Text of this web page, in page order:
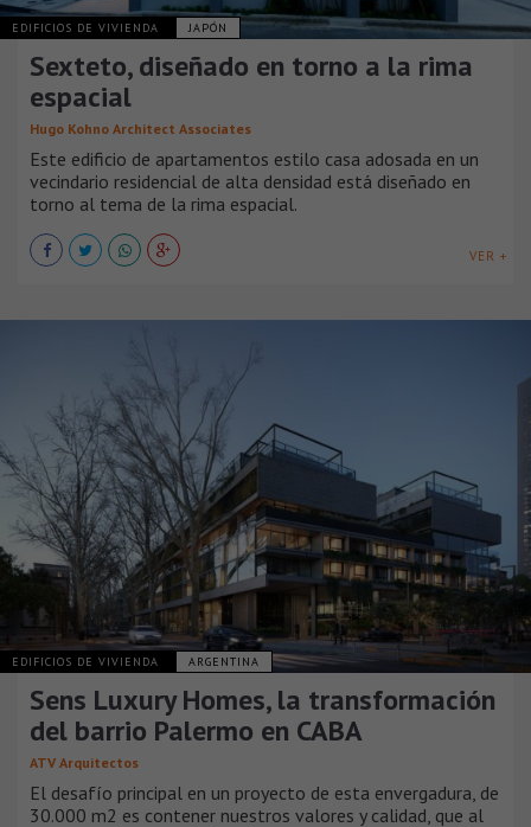
EDIFICIOS DE VIVIENDA JAPÓN
Sexteto, diseñado en torno a la rima
espacial
Hugo Kohno Architect Associates
Este edificio de apartamentos estilo casa adosada en un
vecindario residencial de alta densidad está diseñado en
torno al tema de la rima espacial.
VER +
EDIFICIOS DE VIVIENDA ARGENTINA
Sens Luxury Homes, la transformación
del barrio Palermo en CABA
ATV Arquitectos
El desafío principal en un proyecto de esta envergadura, de
30.000 m2 es contener nuestros valores y calidad, que al